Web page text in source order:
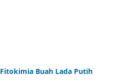
Buah Lada Putih